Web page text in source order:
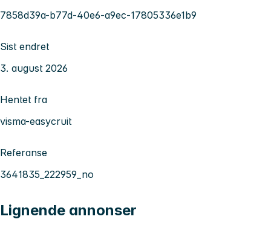
7858d39a-b77d-40e6-a9ec-17805336e1b9
Sist endret
3. august 2026
Hentet fra
visma-easycruit
Referanse
3641835_222959_no
Lignende annonser